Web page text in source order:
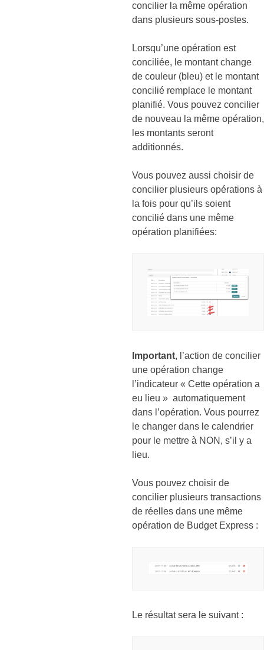
concilier la même opération
dans plusieurs sous-postes.
Lorsqu’une opération est
conciliée, le montant change
de couleur (bleu) et le montant
concilié remplace le montant
planifié. Vous pouvez concilier
de nouveau la même opération,
les montants seront
additionnés.
Vous pouvez aussi choisir de
concilier plusieurs opérations à
la fois pour qu’ils soient
concilié dans une même
opération planifiées:
Important, l’action de concilier
une opération change
l’indicateur « Cette opération a
eu lieu » automatiquement
dans l’opération. Vous pourrez
le changer dans le calendrier
pour le mettre à NON, s’il y a
lieu.
Vous pouvez choisir de
concilier plusieurs transactions
de réelles dans une même
opération de Budget Express :
Le résultat sera le suivant :